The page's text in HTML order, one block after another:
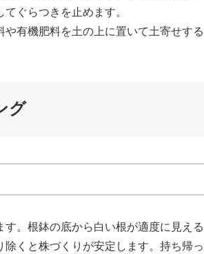
ぐらつきを止めます。
有機肥料を土の上に置いて土寄せする
グ
。根鉢の底から白い根が適度に見える
くと株づくりが安定します。持ち帰っ